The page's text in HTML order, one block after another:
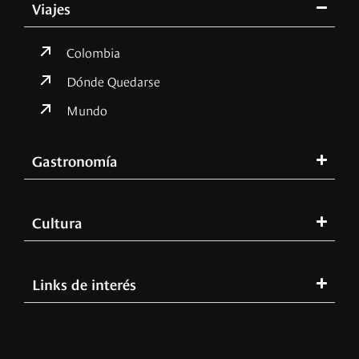
Viajes
Colombia
Dónde Quedarse
Mundo
Gastronomía
Cultura
Links de interés